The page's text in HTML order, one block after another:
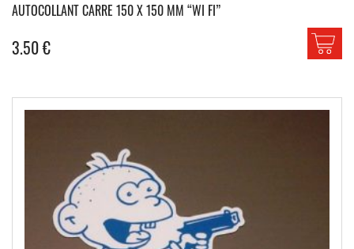
AUTOCOLLANT CARRE 150 X 150 MM “WI FI”
3.50€